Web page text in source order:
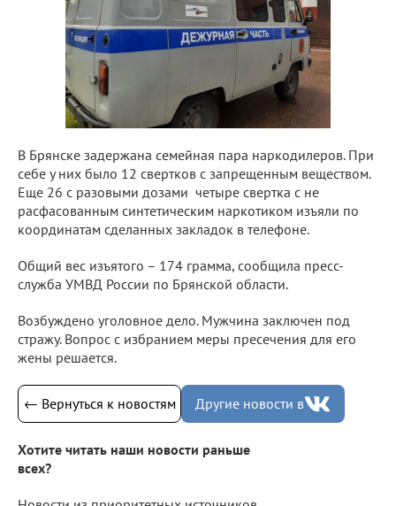
В Брянске задержана семейная пара наркодилеров. При
себе у них было 12 свертков с запрещенным веществом.
Еще 26 с разовыми дозами четыре свертка с не
расфасованным синтетическим наркотиком изъяли по
координатам сделанных закладок в телефоне.
Общий вес изъятого – 174 грамма, сообщила пресс-
служба УМВД России по Брянской области.
Возбуждено уголовное дело. Мужчина заключен под
стражу. Вопрос с избранием меры пресечения для его
жены решается.
← Вернуться к новостям Другие новости в
Хотите читать наши новости раньше
всех?